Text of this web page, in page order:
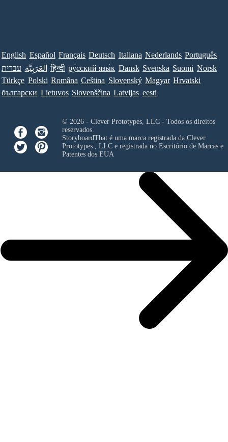
English Español Français Deutsch Italiana Nederlands Português
עברית العَرَبِيَّة हिन्दी ру́сский язы́к Dansk Svenska Suomi Norsk
Türkçe Polski Româna Ceština Slovenský Magyar Hrvatski
български Lietuvos Slovenščina Latvijas eesti
© 2026 - Clever Prototypes, LLC - Todos os direitos
reservados.
StoryboardThat é uma marca registrada da Clever
Prototypes , LLCe registrada no Escritório de Marcas e
Patentes dos EUA